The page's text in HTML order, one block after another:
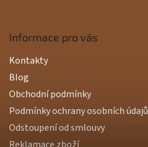
Informace pro vás
Kontakty
Blog
Obchodní podmínky
Podmínky ochrany osobních údajů
Odstoupení od smlouvy